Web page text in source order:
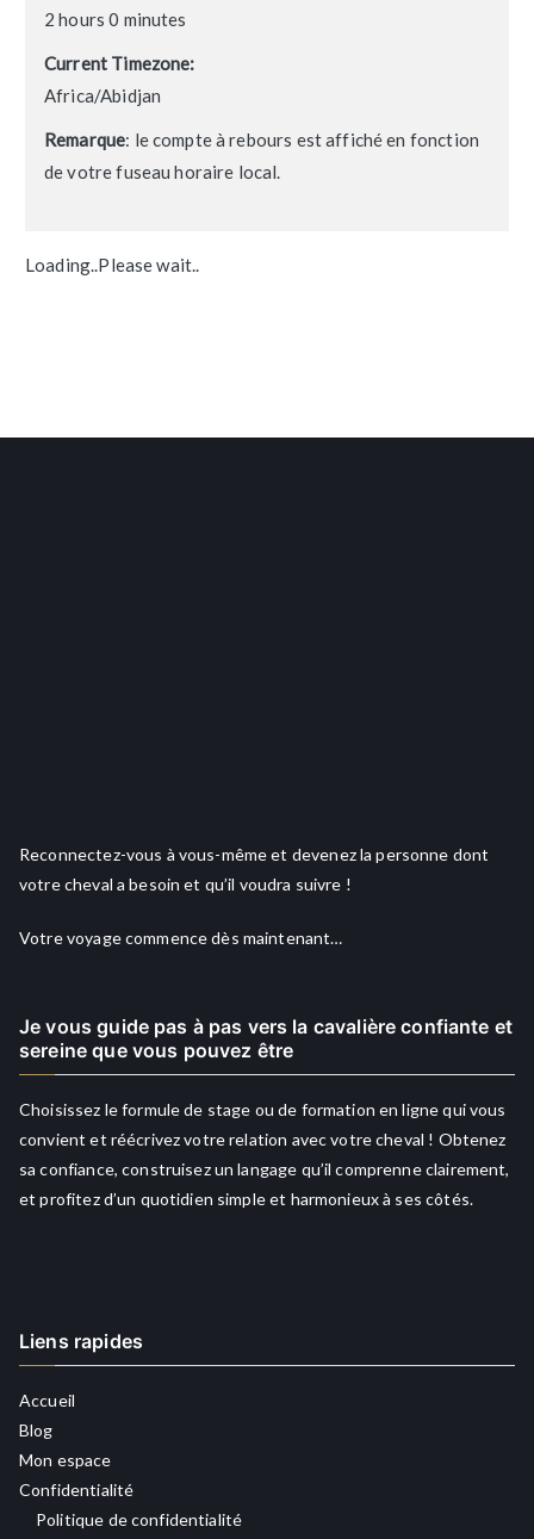
2 hours 0 minutes
Current Timezone:
Africa/Abidjan
Remarque: le compte à rebours est affiché en fonction
de votre fuseau horaire local.
Loading..Please wait..
Reconnectez-vous à vous-même et devenez la personne dont
votre cheval a besoin et qu’il voudra suivre !
Votre voyage commence dès maintenant…
Je vous guide pas à pas vers la cavalière confiante et
sereine que vous pouvez être
Choisissez le formule de stage ou de formation en ligne qui vous
convient et réécrivez votre relation avec votre cheval ! Obtenez
sa confiance, construisez un langage qu’il comprenne clairement,
et profitez d’un quotidien simple et harmonieux à ses côtés.
Liens rapides
Accueil
Blog
Mon espace
Confidentialité
Politique de confidentialité